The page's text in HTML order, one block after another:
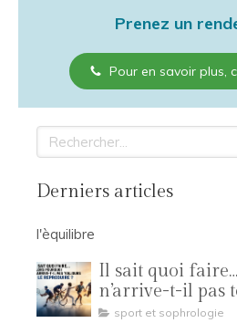
Prenez un
Pour en savoir plus,
Rechercher
Derniers articles
l'èquilibre
Il sait quoi
n’arrive-t-il pas
reproduire ?
sport et sophrologie